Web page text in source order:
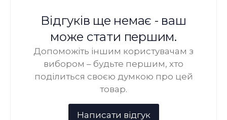
Відгуків ще немає - ваш
може стати першим.
Допоможіть іншим користувачам з
вибором – будьте першим, хто
поділиться своєю думкою про цей
товар.